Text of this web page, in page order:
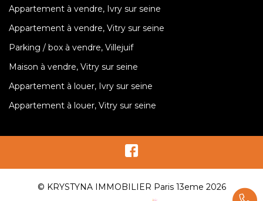
Appartement à vendre, Ivry sur seine
Appartement à vendre, Vitry sur seine
Parking / box à vendre, Villejuif
Maison à vendre, Vitry sur seine
Appartement à louer, Ivry sur seine
Appartement à louer, Vitry sur seine
© KRYSTYNA IMMOBILIER Paris 13eme 2026